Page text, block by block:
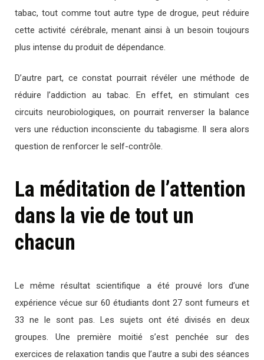
tabac, tout comme tout autre type de drogue, peut réduire
cette activité cérébrale, menant ainsi à un besoin toujours
plus intense du produit de dépendance.
D’autre part, ce constat pourrait révéler une méthode de
réduire l’addiction au tabac. En effet, en stimulant ces
circuits neurobiologiques, on pourrait renverser la balance
vers une réduction inconsciente du tabagisme. Il sera alors
question de renforcer le self-contrôle.
La méditation de l’attention
dans la vie de tout un
chacun
Le même résultat scientifique a été prouvé lors d’une
expérience vécue sur 60 étudiants dont 27 sont fumeurs et
33 ne le sont pas. Les sujets ont été divisés en deux
groupes. Une première moitié s’est penchée sur des
exercices de relaxation tandis que l’autre a subi des séances